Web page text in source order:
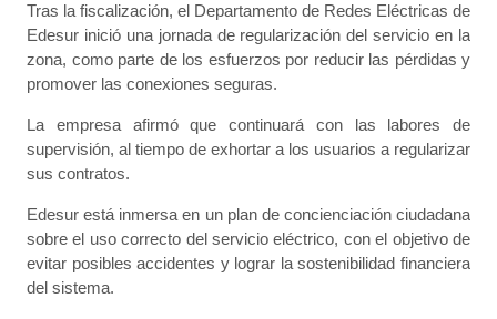
Tras la fiscalización, el Departamento de Redes Eléctricas de
Edesur inició una jornada de regularización del servicio en la
zona, como parte de los esfuerzos por reducir las pérdidas y
promover las conexiones seguras.
La empresa afirmó que continuará con las labores de
supervisión, al tiempo de exhortar a los usuarios a regularizar
sus contratos.
Edesur está inmersa en un plan de concienciación ciudadana
sobre el uso correcto del servicio eléctrico, con el objetivo de
evitar posibles accidentes y lograr la sostenibilidad financiera
del sistema.